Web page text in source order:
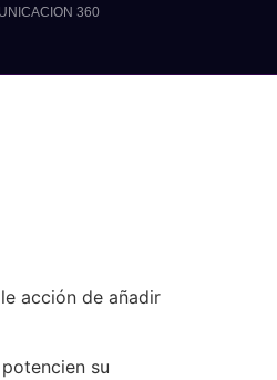
360
acción de añadir
su